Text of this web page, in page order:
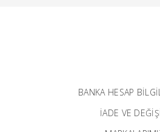
BANKA HESAP
İADE VE